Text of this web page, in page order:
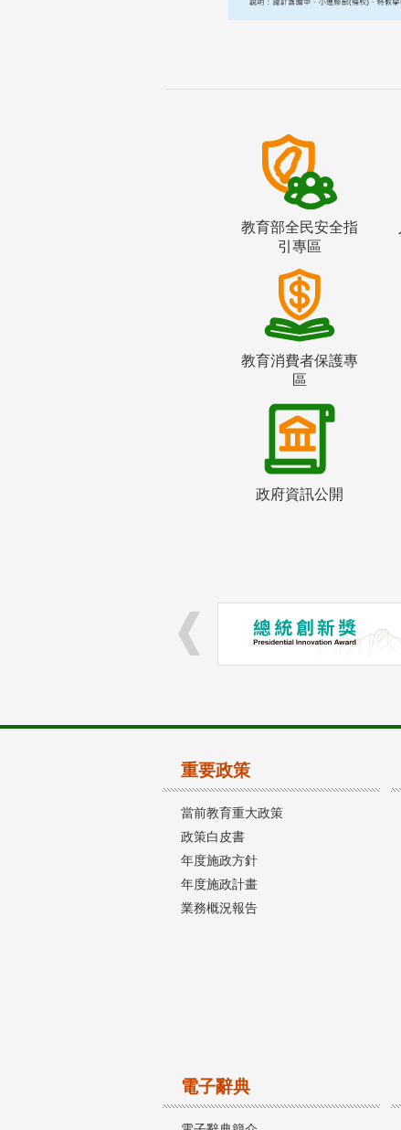
教育部全民安全指
引專區
教育消費者保護專
區
政府資訊公開
重要政策
當前教育重大政策
政策白皮書
年度施政方針
年度施政計畫
業務概況報告
電子辭典